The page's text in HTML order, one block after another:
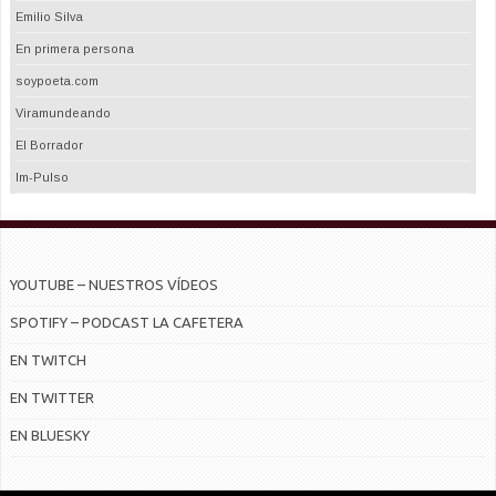
Emilio Silva
En primera persona
soypoeta.com
Viramundeando
El Borrador
Im-Pulso
YOUTUBE – NUESTROS VÍDEOS
SPOTIFY – PODCAST LA CAFETERA
EN TWITCH
EN TWITTER
EN BLUESKY